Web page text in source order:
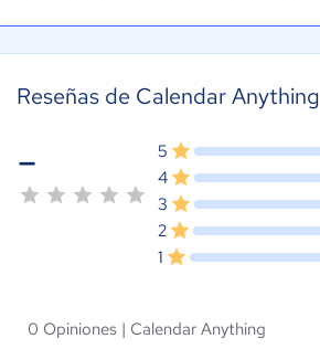
Reseñas de Calendar Anything
- 5
4
3
2
1
0 Opiniones | Calendar Anything